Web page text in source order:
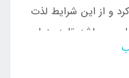
و از این شرایط لذت
می باشد تا در زمان
کامل را همواره